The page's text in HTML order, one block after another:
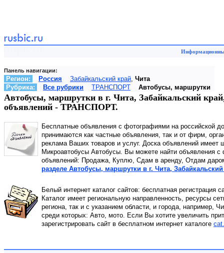
Панель навигации:
Регион: Россия Забайкальский край, Чита
Рубрика:
Все рубрики ТРАНСПОРТ Автобусы, маршрутки
Автобусы, маршрутки в г. Чита, Забайкальский
объявлений - ТРАНСПОРТ.
Бесплатные объявления с фотографиями на российской
принимаются как частные объявления, так и от фирм,
реклама Ваших товаров и услуг. Доска объявлений
Микроавтобусы Автобусы. Вы можете найти объявления с
объявлений: Продажа, Куплю, Сдам в аренду, Отдам
разделе Автобусы, маршрутки в г. Чита,
Белый интернет каталог сайтов: бесплатная регистрация
Каталог имеет региональную направленность, ресурсы
региона, так и с указанием области, и города, например,
среди которых: Авто, мото. Если Вы хотите увеличить
зарегистрировать сайт в бесплатном интернет каталоге